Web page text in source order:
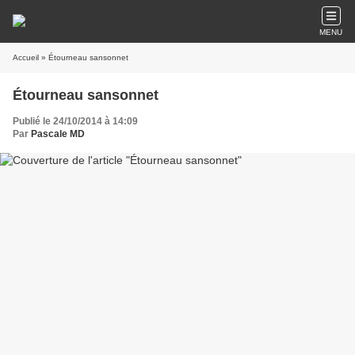
MENU
Accueil » Étourneau sansonnet
Étourneau sansonnet
Publié le 24/10/2014 à 14:09
Par Pascale MD